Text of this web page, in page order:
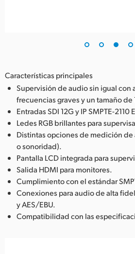
Características principales
Supervisión de audio sin igual con
frecuencias graves y un tamaño de
Entradas SDI 12G y IP SMPTE-2110
Ledes RGB brillantes para
Distintas opciones de medición de
o sonoridad).
Pantalla LCD integrada para
Salida HDMI para monitores.
Cumplimiento con el estándar
Conexiones para audio de alta
y AES/EBU.
Compatibilidad con las